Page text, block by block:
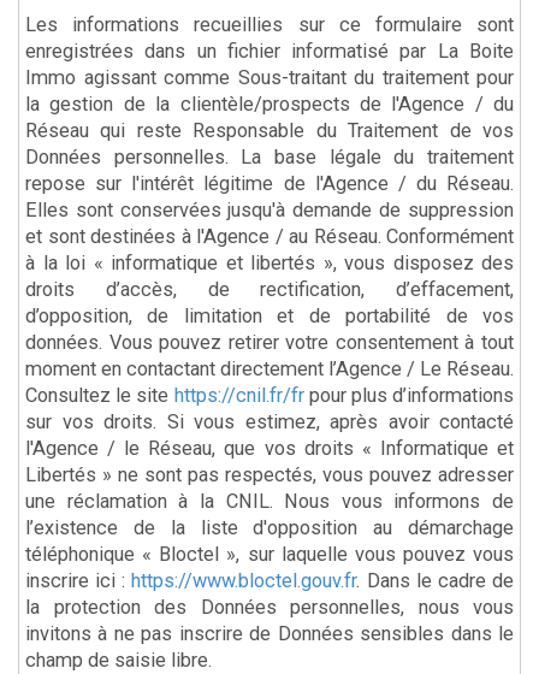
Les informations recueillies sur ce formulaire sont
enregistrées dans un fichier informatisé par La Boite
Immo agissant comme Sous-traitant du traitement pour
la gestion de la clientèle/prospects de l'Agence / du
Réseau qui reste Responsable du Traitement de vos
Données personnelles. La base légale du traitement
repose sur l'intérêt légitime de l'Agence / du Réseau.
Elles sont conservées jusqu'à demande de suppression
et sont destinées à l'Agence / au Réseau. Conformément
à la loi « informatique et libertés », vous disposez des
droits d’accès, de rectification, d’effacement,
d’opposition, de limitation et de portabilité de vos
données. Vous pouvez retirer votre consentement à tout
moment en contactant directement l’Agence / Le Réseau.
Consultez le site https://cnil.fr/frpour plus d’informations
sur vos droits. Si vous estimez, après avoir contacté
l'Agence / le Réseau, que vos droits « Informatique et
Libertés » ne sont pas respectés, vous pouvez adresser
une réclamation à la CNIL. Nous vous informons de
l’existence de la liste d'opposition au démarchage
téléphonique « Bloctel », sur laquelle vous pouvez vous
inscrire ici : https://www.bloctel.gouv.fr. Dans le cadre de
la protection des Données personnelles, nous vous
invitons à ne pas inscrire de Données sensibles dans le
champ de saisie libre.